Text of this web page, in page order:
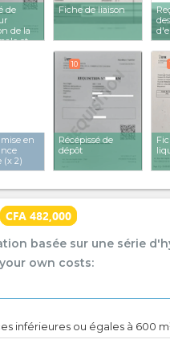
de
de la
et
Fiche de liaison
en
(x 2)
Récépissé de
dépôt
10
CFA 482,000
basée sur une série
own costs:
inférieures ou égales à 600